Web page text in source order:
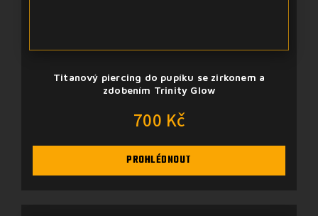
Titanový piercing do pupíku se zirkonem a
zdobením Trinity Glow
700 Kč
PROHLÉDNOUT